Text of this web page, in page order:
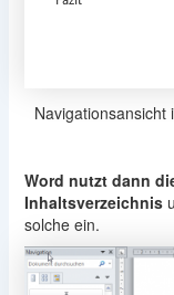
Word nutzt dann
Inhaltsverzeichnis
solche ein.